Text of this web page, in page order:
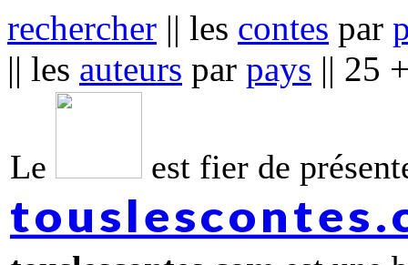
rechercher || les contes par
|| les auteurs par pays || 25
Le est fier de